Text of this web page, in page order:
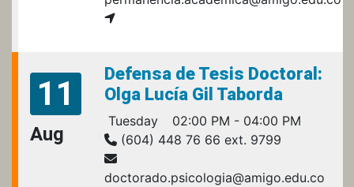
11
Aug
Defensa de Tesis Doctoral:
Olga Lucía Gil Taborda
Tuesday
02:00 PM - 04:00 PM
(604) 448 76 66 ext. 9799
doctorado.psicologia@amigo.edu.co